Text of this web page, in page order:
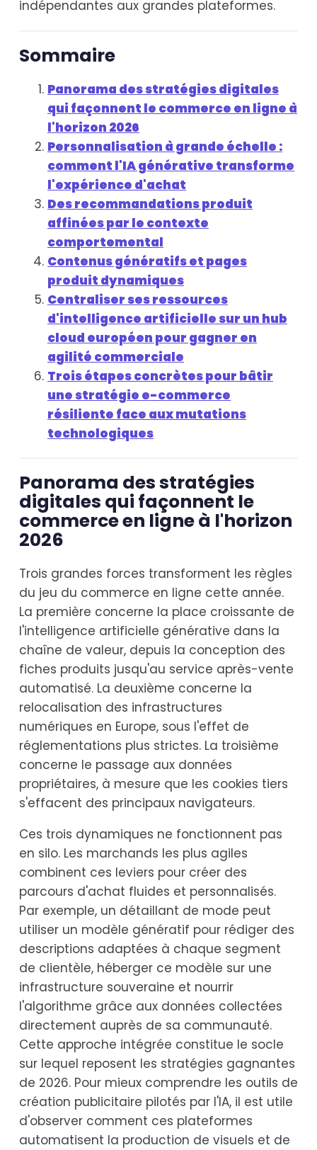
indépendantes aux grandes plateformes.
Sommaire
Panorama des stratégies digitales
qui façonnent le commerce en ligne à
l'horizon 2026
Personnalisation à grande échelle :
comment l'IA générative transforme
l'expérience d'achat
Des recommandations produit
affinées par le contexte
comportemental
Contenus génératifs et pages
produit dynamiques
Centraliser ses ressources
d'intelligence artificielle sur un hub
cloud européen pour gagner en
agilité commerciale
Trois étapes concrètes pour bâtir
une stratégie e-commerce
résiliente face aux mutations
technologiques
Panorama des stratégies
digitales qui façonnent le
commerce en ligne à l'horizon
2026
Trois grandes forces transforment les règles
du jeu du commerce en ligne cette année.
La première concerne la place croissante de
l'intelligence artificielle générative dans la
chaîne de valeur, depuis la conception des
fiches produits jusqu'au service après-vente
automatisé. La deuxième concerne la
relocalisation des infrastructures
numériques en Europe, sous l'effet de
réglementations plus strictes. La troisième
concerne le passage aux données
propriétaires, à mesure que les cookies tiers
s'effacent des principaux navigateurs.
Ces trois dynamiques ne fonctionnent pas
en silo. Les marchands les plus agiles
combinent ces leviers pour créer des
parcours d'achat fluides et personnalisés.
Par exemple, un détaillant de mode peut
utiliser un modèle génératif pour rédiger des
descriptions adaptées à chaque segment
de clientèle, héberger ce modèle sur une
infrastructure souveraine et nourrir
l'algorithme grâce aux données collectées
directement auprès de sa communauté.
Cette approche intégrée constitue le socle
sur lequel reposent les stratégies gagnantes
de 2026. Pour mieux comprendre les outils de
création publicitaire pilotés par l'IA, il est utile
d'observer comment ces plateformes
automatisent la production de visuels et de